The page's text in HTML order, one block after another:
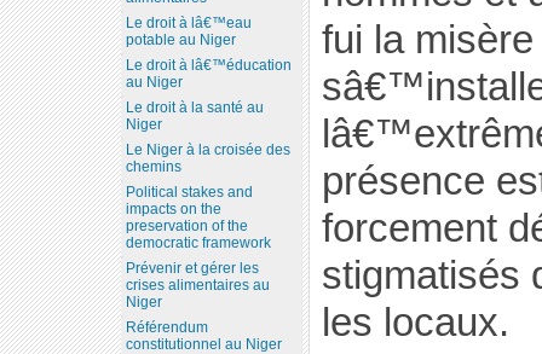
fui la
présence
forcement
stigmatisés
les locaux.
Le droit à lâ€™eau
potable au Niger
Le droit à lâ€™éducation
au Niger
Le droit à la santé au
Niger
Le Niger à la croisée des
chemins
Political stakes and
impacts on the
preservation of the
democratic framework
Prévenir et gérer les
crises alimentaires au
Niger
Référendum
constitutionnel au Niger